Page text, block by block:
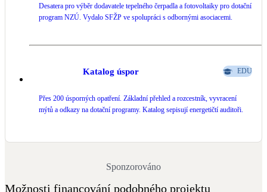
Desatera pro výběr dodavatele tepelného čerpadla a fotovoltaiky pro dotační
program NZÚ. Vydalo SFŽP ve spolupráci s odbornými asociacemi.
Katalog úspor EDU
Přes 200 úsporných opatření. Základní přehled a rozcestník, vyvracení
mýtů a odkazy na dotační programy. Katalog sepisují energetičtí auditoři.
Možnosti financování podobného projektu
Sponzorováno